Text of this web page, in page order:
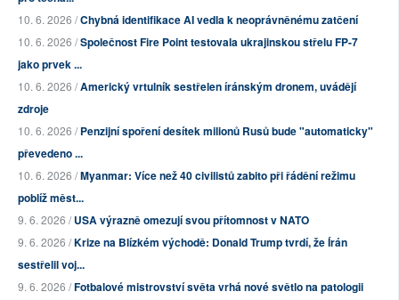
10. 6. 2026 /Chybná identifikace AI vedla k neoprávněnému zatčení
10. 6. 2026 /Společnost Fire Point testovala ukrajinskou střelu FP-7
jako prvek ...
10. 6. 2026 /Americký vrtulník sestřelen íránským dronem, uvádějí
zdroje
10. 6. 2026 /Penzijní spoření desítek milionů Rusů bude "automaticky"
převedeno ...
10. 6. 2026 /Myanmar: Více než 40 civilistů zabito při řádění režimu
poblíž měst...
9. 6. 2026 /USA výrazně omezují svou přítomnost v NATO
9. 6. 2026 /Krize na Blízkém východě: Donald Trump tvrdí, že Írán
sestřelil voj...
9. 6. 2026 /Fotbalové mistrovství světa vrhá nové světlo na patologii